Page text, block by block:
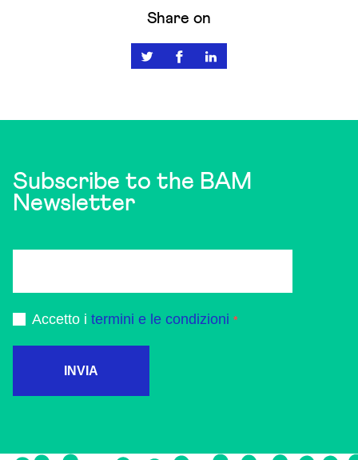
Share on
Subscribe to the BAM
Newsletter
Accetto i termini e le condizioni
INVIA